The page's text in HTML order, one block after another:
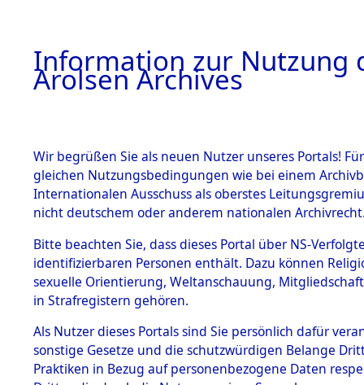
BESTÄNDE
1.
Inhaftierungsdoku
mente
1.2.9 Beim ITS
verwahrte
1.2.9.1
Effekten aus
dem KZ
Dachau
4Akten
HEINRICH
WESTPHAL,
Land
Information zur Nutzung
Arolsen Archives
Wir begrüßen Sie als neuen Nutzer unseres Portals!
gleichen Nutzungsbedingungen wie bei einem
Internationalen Ausschuss als oberstes
nicht deutschem oder anderem nationalen
Bitte beachten Sie, dass dieses Portal über NS-
identifizierbaren Personen enthält. Dazu können
sexuelle Orientierung, Weltanschauung,
in Strafregistern gehören.
Als Nutzer dieses Portals sind Sie persönlich dafür
sonstige Gesetze und die schutzwürdigen Belange
Praktiken in Bezug auf personenbezogene Daten